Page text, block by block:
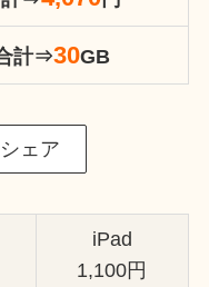
計⇒30GB
ェア
iPad
1,100円